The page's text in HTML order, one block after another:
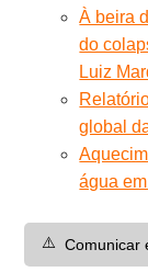
À beira
do
Luiz
global
água
⚠️ Comunicar